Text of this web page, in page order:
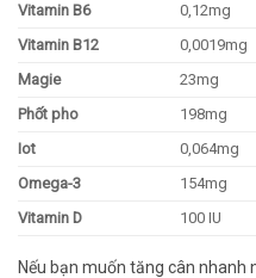
Vitamin B6
0,12mg
Vitamin B12
0,0019mg
Magie
23mg
Phốt pho
198mg
Iot
0,064mg
Omega-3
154mg
Vitamin D
100 IU
Nếu bạn muốn tăng cân